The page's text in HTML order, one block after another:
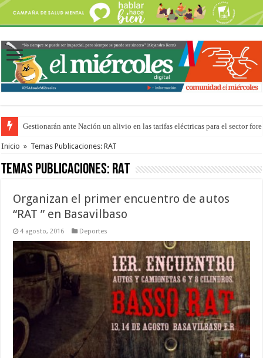
Gestionarán ante Nación un alivio en las tarifas eléctricas para el sector
La media sanción a la ley de Inviolabilidad ya ingresó en revisión a
Inicio » Temas Publicaciones: RAT
Temas Publicaciones: RAT
Organizan el primer encuentro de autos
“RAT ” en Basavilbaso
4 agosto, 2016 Deportes